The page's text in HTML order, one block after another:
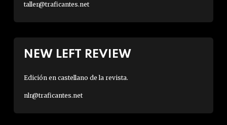
taller@traficantes.net
NEW LEFT REVIEW
Edición en castellano de la revista.
nlr@traficantes.net